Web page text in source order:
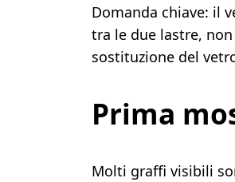
Domanda chiave: il
tra le due lastre, non
sostituzione del
Prima
Molti graffi visibili